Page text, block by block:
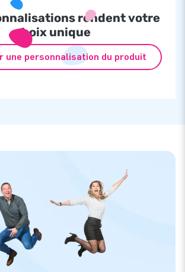
rendent votre
choix unique
une personnalisation du produit